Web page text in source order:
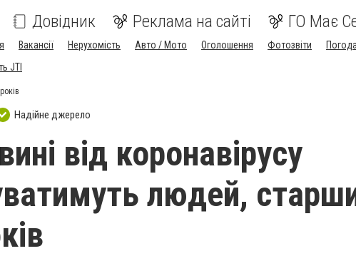
Довідник Реклама на сайті ГО Має
Вакансії Нерухомість Авто / Мото Оголошення Фотозвіти
Погода
JTI
Надійне джерело
від коронавірусу
людей,